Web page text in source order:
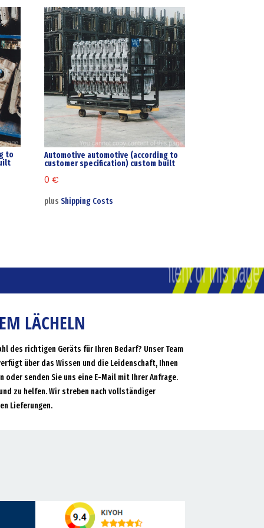
to
Automotive automotive (according to
customer specification) custom built
0€
plusShipping Costs
LÄCHELN
des richtigen Geräts für Ihren Bedarf? Unser Team
über das Wissen und die Leidenschaft, Ihnen
oder senden Sie uns eine E-Mail mit Ihrer Anfrage.
zu helfen. Wir streben nach vollständiger
Lieferungen.